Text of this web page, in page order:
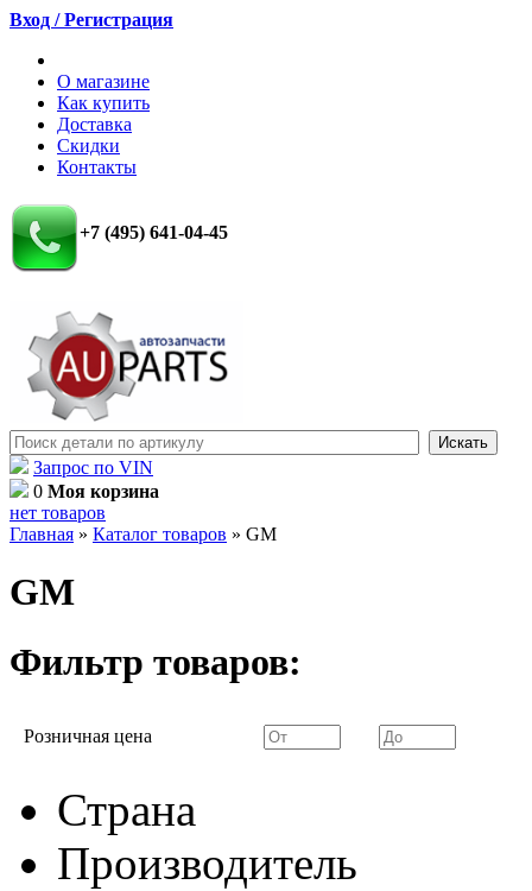
Вход / Регистрация
О магазине
Как купить
Доставка
Скидки
Контакты
+7 (495) 641-04-45
Запрос по VIN
0 Моя корзина
нет товаров
Главная » Каталог товаров » GM
GM
Фильтр товаров:
Розничная цена
Страна
Производитель